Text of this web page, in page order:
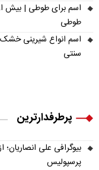
طوطی
اسم انواع شیرینی خشک
سنتی
پرطرفدارترین
بیوگرافی علی
پرسپولیس